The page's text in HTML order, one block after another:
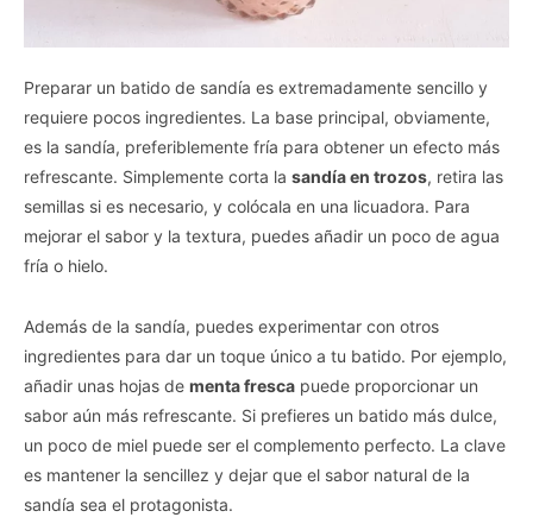
Preparar un batido de sandía es extremadamente sencillo y
requiere pocos ingredientes. La base principal, obviamente,
es la sandía, preferiblemente fría para obtener un efecto más
refrescante. Simplemente corta la sandía en trozos, retira las
semillas si es necesario, y colócala en una licuadora. Para
mejorar el sabor y la textura, puedes añadir un poco de agua
fría o hielo.
Además de la sandía, puedes experimentar con otros
ingredientes para dar un toque único a tu batido. Por ejemplo,
añadir unas hojas de menta fresca puede proporcionar un
sabor aún más refrescante. Si prefieres un batido más dulce,
un poco de miel puede ser el complemento perfecto. La clave
es mantener la sencillez y dejar que el sabor natural de la
sandía sea el protagonista.